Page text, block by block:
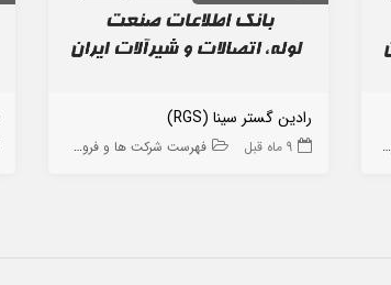
رادین گستر سینا (RGS)
9 ماه قبل فهرست شرکت ها و فروشگاه ها